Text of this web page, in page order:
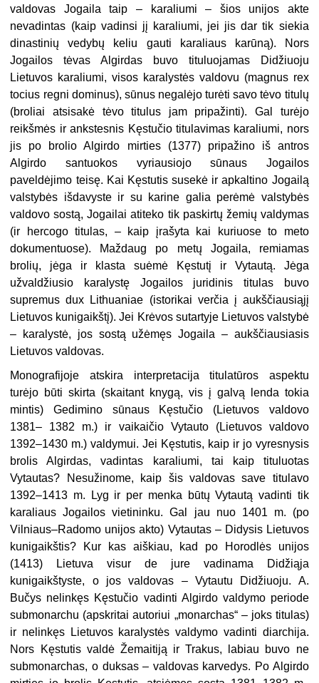
valdovas Jogaila taip – karaliumi – šios unijos akte
nevadintas (kaip vadinsi jį karaliumi, jei jis dar tik siekia
dinastinių vedybų keliu gauti karaliaus karūną). Nors
Jogailos tėvas Algirdas buvo tituluojamas Didžiuoju
Lietuvos karaliumi, visos karalystės valdovu (magnus rex
tocius regni dominus), sūnus negalėjo turėti savo tėvo titulų
(broliai atsisakė tėvo titulus jam pripažinti). Gal turėjo
reikšmės ir ankstesnis Kęstučio titulavimas karaliumi, nors
jis po brolio Algirdo mirties (1377) pripažino iš antros
Algirdo santuokos vyriausiojo sūnaus Jogailos
paveldėjimo teisę. Kai Kęstutis susekė ir apkaltino Jogailą
valstybės išdavyste ir su karine galia perėmė valstybės
valdovo sostą, Jogailai atiteko tik paskirtų žemių valdymas
(ir hercogo titulas, – kaip įrašyta kai kuriuose to meto
dokumentuose). Maždaug po metų Jogaila, remiamas
brolių, jėga ir klasta suėmė Kęstutį ir Vytautą. Jėga
užvaldžiusio karalystę Jogailos juridinis titulas buvo
supremus dux Lithuaniae (istorikai verčia į aukščiausiąjį
Lietuvos kunigaikštį). Jei Krėvos sutartyje Lietuvos valstybė
– karalystė, jos sostą užėmęs Jogaila – aukščiausiasis
Lietuvos valdovas.
Monografijoje atskira interpretacija titulatūros aspektu
turėjo būti skirta (skaitant knygą, vis į galvą lenda tokia
mintis) Gedimino sūnaus Kęstučio (Lietuvos valdovo
1381– 1382 m.) ir vaikaičio Vytauto (Lietuvos valdovo
1392–1430 m.) valdymui. Jei Kęstutis, kaip ir jo vyresnysis
brolis Algirdas, vadintas karaliumi, tai kaip tituluotas
Vytautas? Nesužinome, kaip šis valdovas save titulavo
1392–1413 m. Lyg ir per menka būtų Vytautą vadinti tik
karaliaus Jogailos vietininku. Gal jau nuo 1401 m. (po
Vilniaus–Radomo unijos akto) Vytautas – Didysis Lietuvos
kunigaikštis? Kur kas aiškiau, kad po Horodlės unijos
(1413) Lietuva visur de jure vadinama Didžiąja
kunigaikštyste, o jos valdovas – Vytautu Didžiuoju. A.
Bučys nelinkęs Kęstučio vadinti Algirdo valdymo periode
submonarchu (apskritai autoriui „monarchas“ – joks titulas)
ir nelinkęs Lietuvos karalystės valdymo vadinti diarchija.
Nors Kęstutis valdė Žemaitiją ir Trakus, labiau buvo ne
submonarchas, o duksas – valdovas karvedys. Po Algirdo